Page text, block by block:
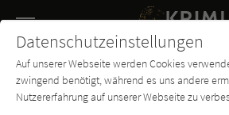
SUCHE
Buch-
Entdecker
Forum
Datenschutzeinstellungen
Auf unserer Webseite werden Cookies
zwingend benötigt, während es uns andere
Nutzererfahrung auf unserer Webseite zu